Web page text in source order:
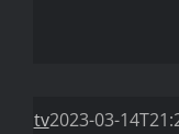
tv2023-03-